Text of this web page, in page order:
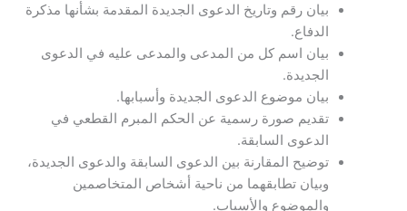
بيان رقم وتاريخ الدعوى الجديدة المقدمة بشأنها مذكرة
الدفاع.
بيان اسم كل من المدعى والمدعى عليه في الدعوى
الجديدة.
بيان موضوع الدعوى الجديدة وأسبابها.
تقديم صورة رسمية عن الحكم المبرم القطعي في
الدعوى السابقة.
توضيح المقارنة بين الدعوى السابقة والدعوى الجديدة،
وبيان تطابقهما من ناحية أشخاص المتخاصمين
والموضوع والأسباب.